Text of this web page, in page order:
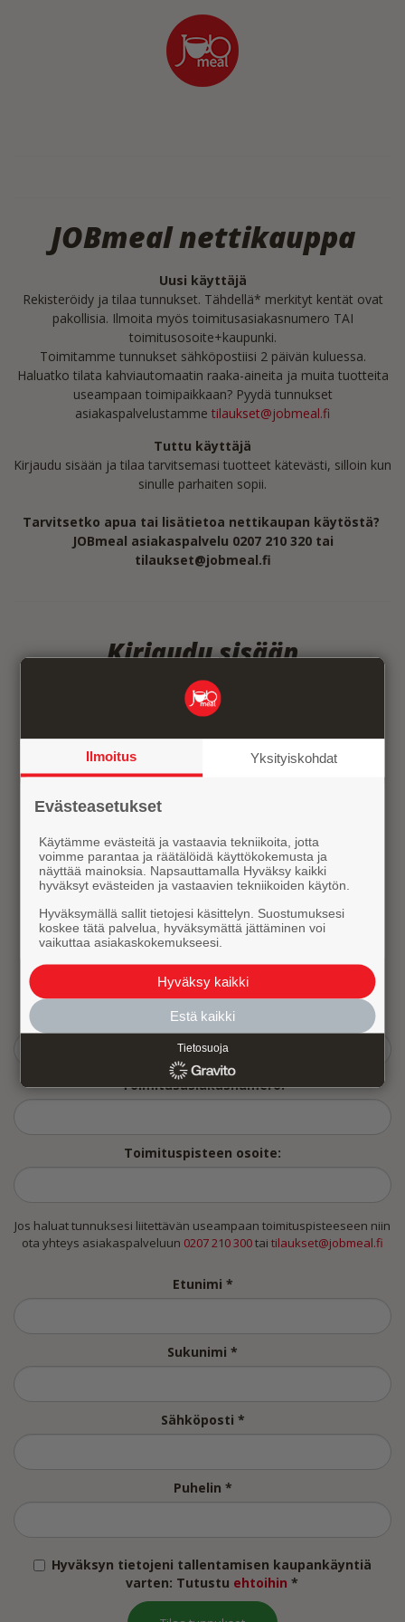
JOBmeal nettikauppa
Uusi käyttäjä
Rekisteröidy ja tilaa tunnukset. Tähdellä* merkityt kentät ovat
pakollisia. Ilmoita myös toimitusasiakasnumero TAI
toimitusosoite+kaupunki.
Toimitamme tunnukset sähköpostiisi 2 päivän kuluessa.
Haluatko tilata kahviautomaatin raaka-aineita ja muita tuotteita
useampaan toimipaikkaan? Pyydä tunnukset
asiakaspalvelustamme tilaukset@jobmeal.fi
Tuttu käyttäjä
Kirjaudu sisään ja tilaa tarvitsemasi tuotteet kätevästi, silloin kun
sinulle parhaiten sopii.
Tarvitsetko apua tai lisätietoa nettikaupan käytöstä?
JOBmeal asiakaspalvelu 0207 210 320 tai
tilaukset@jobmeal.fi
Kirjaudu sisään
Käyttäjätunnus (email)
Salasana
Kirjaudu sisään
Oletko unohtanut salasanasi?
Ei vielä tunnuksia?
Tilaa tunnukset
Yritys: *
Toimitusasiakasnumero:
Toimituspisteen osoite:
Jos haluat tunnuksesi liitettävän useampaan toimituspisteeseen niin
ota yhteys asiakaspalveluun 0207 210 300tai tilaukset@jobmeal.fi
Etunimi *
Sukunimi *
Sähköposti *
Puhelin *
Hyväksyn tietojeni tallentamisen kaupankäyntiä
varten: Tutustu ehtoihin *
Ilmoitus Yksityiskohdat
Evästeasetukset
Käytämme evästeitä ja vastaavia tekniikoita, jotta
voimme parantaa ja räätälöidä käyttökokemusta ja
näyttää mainoksia. Napsauttamalla Hyväksy kaikki
hyväksyt evästeiden ja vastaavien tekniikoiden käytön.
Hyväksymällä sallit tietojesi käsittelyn. Suostumuksesi
koskee tätä palvelua, hyväksymättä jättäminen voi
vaikuttaa asiakaskokemukseesi.
Hyväksy kaikki
Estä kaikki
Tietosuoja